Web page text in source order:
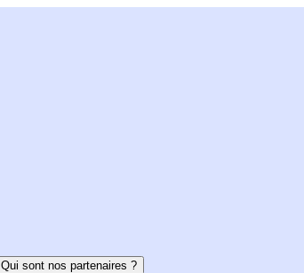
Qui sont nos partenaires ?